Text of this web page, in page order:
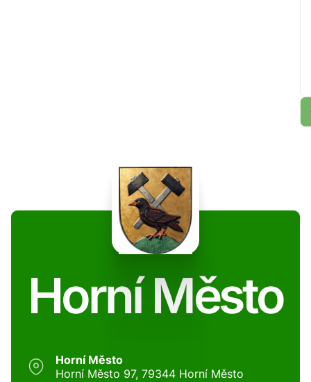
Horní Město
Horní Město
Horní Město 97, 79344 Horní Město